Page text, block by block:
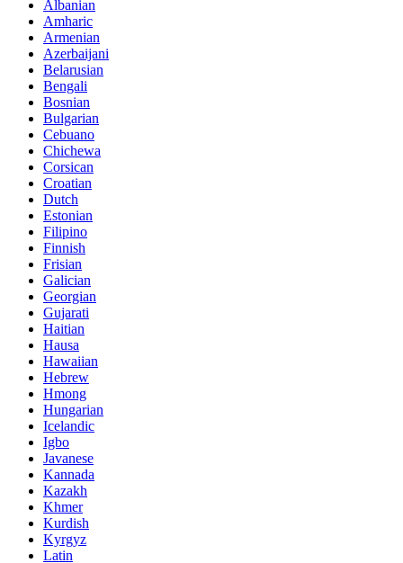
Albanian
Amharic
Armenian
Azerbaijani
Belarusian
Bengali
Bosnian
Bulgarian
Cebuano
Chichewa
Corsican
Croatian
Dutch
Estonian
Filipino
Finnish
Frisian
Galician
Georgian
Gujarati
Haitian
Hausa
Hawaiian
Hebrew
Hmong
Hungarian
Icelandic
Igbo
Javanese
Kannada
Kazakh
Khmer
Kurdish
Kyrgyz
Latin